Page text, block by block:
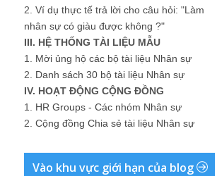
2. Ví dụ thực tế trả lời cho câu hỏi: "Làm
nhân sự có giàu được không ?"
III. HỆ THỐNG TÀI LIỆU MẪU
1. Mời ủng hộ các bộ tài liệu Nhân sự
2. Danh sách 30 bộ tài liệu Nhân sự
IV. HOẠT ĐỘNG CỘNG ĐỒNG
1. HR Groups - Các nhóm Nhân sự
2. Cộng đồng Chia sẻ tài liệu Nhân sự
Vào khu vực giới hạn của blog